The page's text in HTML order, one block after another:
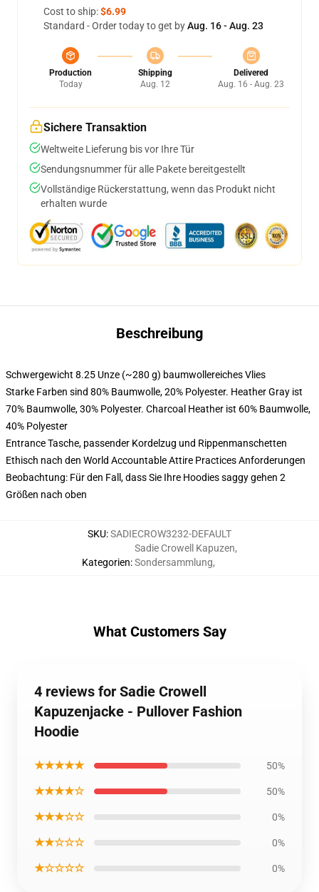
Cost to ship:$6.99
Standard - Order today to get byAug. 16 - Aug. 23
Production
Today
Shipping
Aug. 12
Delivered
Aug. 16 - Aug. 23
Sichere Transaktion
Weltweite Lieferung bis vor Ihre Tür
Sendungsnummer für alle Pakete bereitgestellt
Vollständige Rückerstattung, wenn das Produkt nicht
erhalten wurde
Beschreibung
Schwergewicht 8.25 Unze (~280 g) baumwollereiches Vlies
Starke Farben sind 80% Baumwolle, 20% Polyester. Heather Gray ist
70% Baumwolle, 30% Polyester. Charcoal Heather ist 60% Baumwolle,
40% Polyester
Entrance Tasche, passender Kordelzug und Rippenmanschetten
Ethisch nach den World Accountable Attire Practices Anforderungen
Beobachtung: Für den Fall, dass Sie Ihre Hoodies saggy gehen 2
Größen nach oben
SKU:SADIECROW3232-DEFAULT
Kategorien:
Sadie Crowell Kapuzen,
Sondersammlung,
What Customers Say
4 reviews for Sadie Crowell
Kapuzenjacke - Pullover Fashion
Hoodie
★★★★★ 50%
★★★★☆ 50%
★★★☆☆ 0%
★★☆☆☆ 0%
★☆☆☆☆ 0%